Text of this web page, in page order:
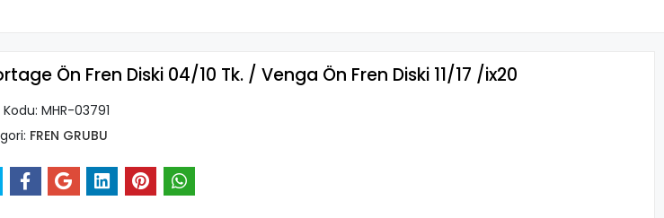
Ön Fren Diski 04/10 Tk. / Venga Ön Fren Diski 11/17 /ix20
MHR-03791
FREN GRUBU